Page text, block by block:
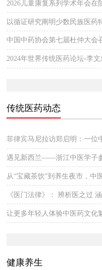
2026儿童康复系列学术年会在
以循证研究阐明少数民族医药
中国中药协会第七届杜仲大会
传统医药动态
菲律宾马尼拉访郑启明：一位
遇见新西兰——浙江中医学子
从“宝藏茶饮”到养生夜市，中
《医门法律》： 辨析医之过
让更多年轻人体验中医药文化
健康养生